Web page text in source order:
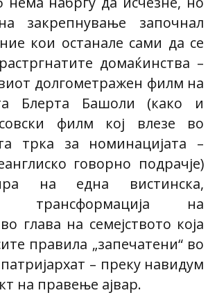
закрепнување започнал
кои останале сами да се
домаќинства –
долгометражен филм на
Блерта Башоли (како и
филм кој влезе во
трка за номинацијата –
говорно подрачје)
на една вистинска,
трансформација на
глава на семејството која
правила „запечатени“ во
– преку навидум
на правење ајвар.